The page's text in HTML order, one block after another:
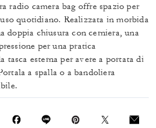
radio camera bag offre spazio per
quotidiano. Realizzata in morbida
doppia chiusura con cerniera, una
per una pratica
tasca esterna per avere a portata di
a spalla o a bandoliera